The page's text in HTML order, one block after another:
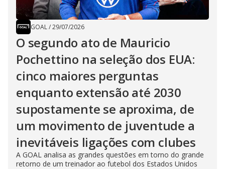
GOAL/29/07/2026
O segundo ato de Mauricio
Pochettino na seleção dos EUA:
cinco maiores perguntas
enquanto extensão até 2030
supostamente se aproxima, de
um movimento de juventude a
inevitáveis ligações com clubes
A GOAL analisa as grandes questões em torno do grande
retorno de um treinador ao futebol dos Estados Unidos